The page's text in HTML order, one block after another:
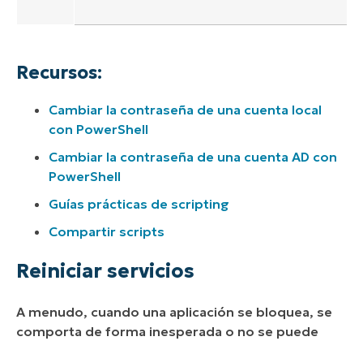
Recursos:
Cambiar la contraseña de una cuenta local
con PowerShell
Cambiar la contraseña de una cuenta AD con
PowerShell
Guías prácticas de scripting
Compartir scripts
Reiniciar servicios
A menudo, cuando una aplicación se bloquea, se
comporta de forma inesperada o no se puede